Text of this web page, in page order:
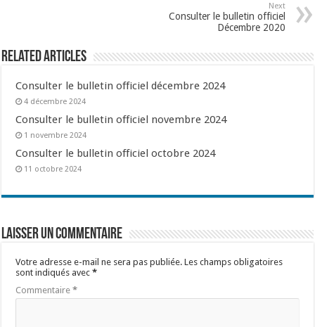
Next
Consulter le bulletin officiel
Décembre 2020
Related Articles
Consulter le bulletin officiel décembre 2024
4 décembre 2024
Consulter le bulletin officiel novembre 2024
1 novembre 2024
Consulter le bulletin officiel octobre 2024
11 octobre 2024
Laisser un commentaire
Votre adresse e-mail ne sera pas publiée. Les champs obligatoires
sont indiqués avec*
Commentaire*